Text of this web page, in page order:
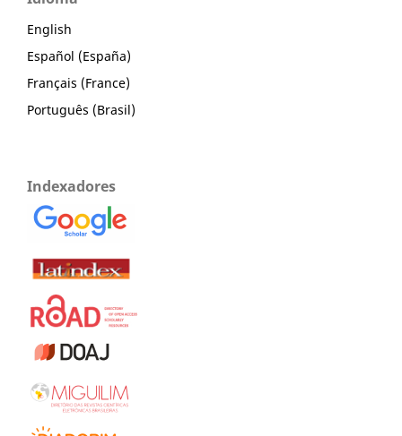
English
Español (España)
Français (France)
Português (Brasil)
Indexadores